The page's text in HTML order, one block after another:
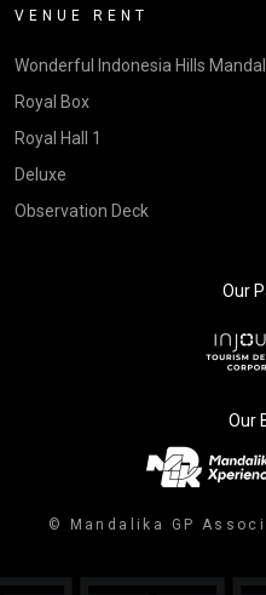
VENUE RENT
Wonderful Indonesia Hills
Royal Box
Royal Hall 1
Deluxe
Observation Deck
Our
Our
© Mandalika GP